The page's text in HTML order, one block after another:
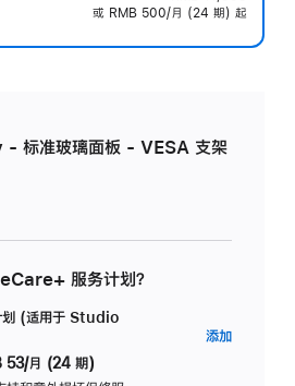
或 RMB 500/月 (24 期) 起
标准玻璃面板 - VESA 支架
服务计划？
(适用于 Studio
53/月 (24 期)
添加